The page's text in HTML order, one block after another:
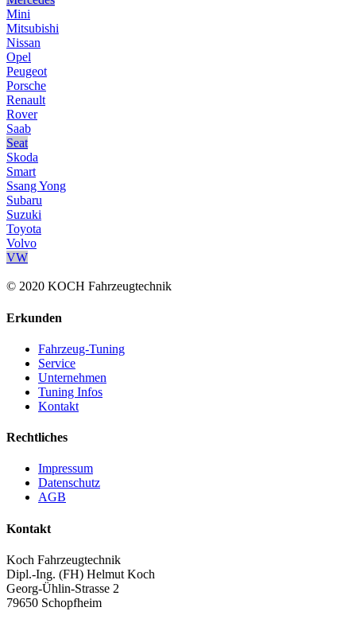
Mini
Mitsubishi
Nissan
Opel
Peugeot
Porsche
Renault
Rover
Saab
Seat
Skoda
Smart
Ssang Yong
Subaru
Suzuki
Toyota
Volvo
VW
© 2020 KOCH Fahrzeugtechnik
Erkunden
Fahrzeug-Tuning
Service
Unternehmen
Tuning Infos
Kontakt
Rechtliches
Impressum
Datenschutz
AGB
Kontakt
Koch Fahrzeugtechnik
Dipl.-Ing. (FH) Helmut Koch
Georg-Ühlin-Strasse 2
79650 Schopfheim